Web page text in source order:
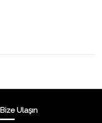
Bize Ulaşın